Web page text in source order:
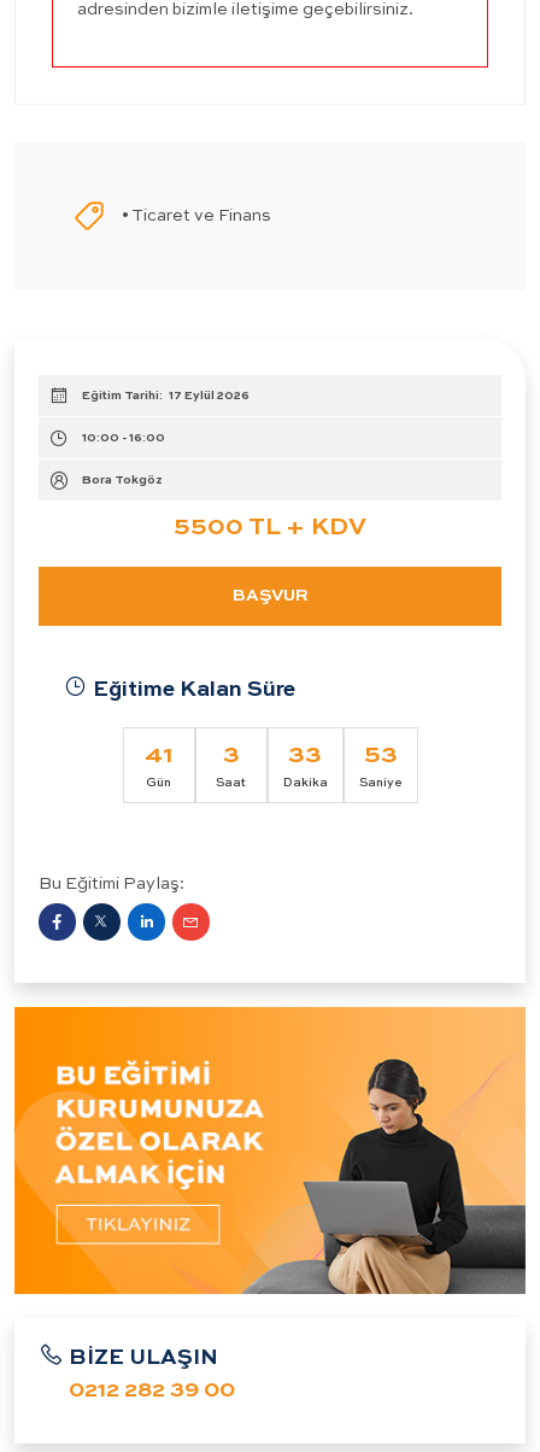
adresinden bizimle iletişime geçebilirsiniz.
• Ticaret ve Finans
Eğitim Tarihi: 17 Eylül 2026
10:00 - 16:00
Bora Tokgöz
5500 TL + KDV
BAŞVUR
Eğitime Kalan Süre
41
Gün
3
Saat
33
Dakika
53
Saniye
Bu Eğitimi Paylaş:
BİZE ULAŞIN
0212 282 39 00